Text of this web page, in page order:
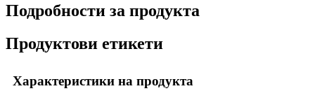
Подробности за продукта
Продуктови етикети
Характеристики на продукта